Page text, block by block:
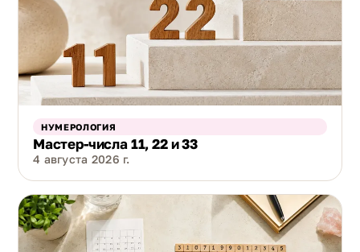
НУМЕРОЛОГИЯ
Мастер-числа 11, 22 и 33
4 августа 2026 г.